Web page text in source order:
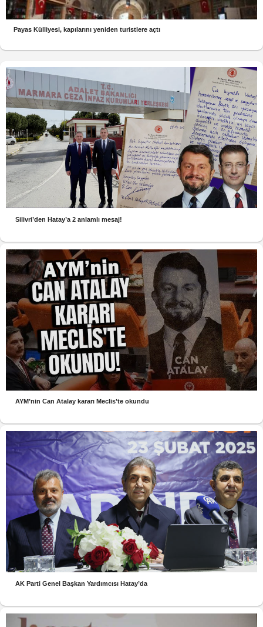
Payas Külliyesi, kapılarını yeniden turistlere açtı
Silivri’den Hatay’a 2 anlamlı mesaj!
AYM’nin Can Atalay kararı Meclis’te okundu
AK Parti Genel Başkan Yardımcısı Hatay’da